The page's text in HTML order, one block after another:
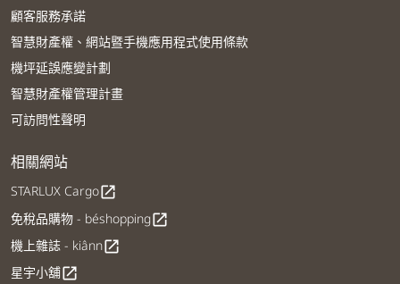
顧客服務承諾
智慧財產權、網站暨手機應用程式使用條款
機坪延誤應變計劃
智慧財產權管理計畫
可訪問性聲明
相關網站
STARLUX Cargoopen_in_new
免稅品購物 - béshoppingopen_in_new
機上雜誌 - kiânnopen_in_new
星宇小舖open_in_new